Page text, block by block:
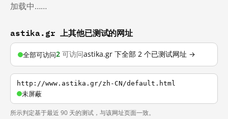
加载中……
astika.gr 上其他已测试的网址
全部可访问2 可访问astika.gr 下全部 2 个已测试网址 →
http://www.astika.gr/zh-CN/default.html
未屏蔽
所示判定基于最近 90 天的测试，与该网址页面一致。